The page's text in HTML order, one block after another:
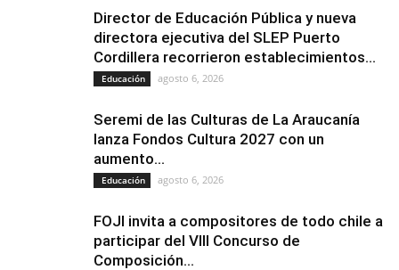
Director de Educación Pública y nueva
directora ejecutiva del SLEP Puerto
Cordillera recorrieron establecimientos...
Educación agosto 6, 2026
Seremi de las Culturas de La Araucanía
lanza Fondos Cultura 2027 con un
aumento...
Educación agosto 6, 2026
FOJI invita a compositores de todo chile a
participar del VIII Concurso de
Composición...